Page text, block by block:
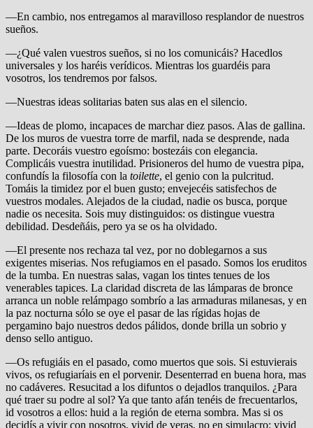
—En cambio, nos entregamos al maravilloso resplandor de nuestros
sueños.
—¿Qué valen vuestros sueños, si no los comunicáis? Hacedlos
universales y los haréis verídicos. Mientras los guardéis para
vosotros, los tendremos por falsos.
—Nuestras ideas solitarias baten sus alas en el silencio.
—Ideas de plomo, incapaces de marchar diez pasos. Alas de gallina.
De los muros de vuestra torre de marfil, nada se desprende, nada
parte. Decoráis vuestro egoísmo: bostezáis con elegancia.
Complicáis vuestra inutilidad. Prisioneros del humo de vuestra pipa,
confundís la filosofía con la toilette, el genio con la pulcritud.
Tomáis la timidez por el buen gusto; envejecéis satisfechos de
vuestros modales. Alejados de la ciudad, nadie os busca, porque
nadie os necesita. Sois muy distinguidos: os distingue vuestra
debilidad. Desdeñáis, pero ya se os ha olvidado.
—El presente nos rechaza tal vez, por no doblegarnos a sus
exigentes miserias. Nos refugiamos en el pasado. Somos los eruditos
de la tumba. En nuestras salas, vagan los tintes tenues de los
venerables tapices. La claridad discreta de las lámparas de bronce
arranca un noble relámpago sombrío a las armaduras milanesas, y en
la paz nocturna sólo se oye el pasar de las rígidas hojas de
pergamino bajo nuestros dedos pálidos, donde brilla un sobrio y
denso sello antiguo.
—Os refugiáis en el pasado, como muertos que sois. Si estuvierais
vivos, os refugiaríais en el porvenir. Desenterrad en buena hora, mas
no cadáveres. Resucitad a los difuntos o dejadlos tranquilos. ¿Para
qué traer su podre al sol? Ya que tanto afán tenéis de frecuentarlos,
id vosotros a ellos: huid a la región de eterna sombra. Mas si os
decidís a vivir con nosotros, vivid de veras, no en simulacro; vivid